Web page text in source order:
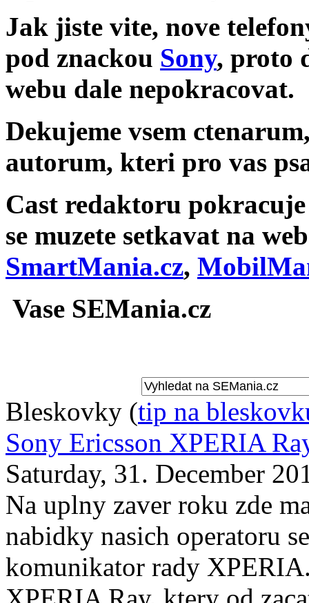
Jak jiste vite, nove
pod znackou Sony, proto
webu dale nepokracovat.
Dekujeme vsem
autorum, kteri pro vas
Cast redaktoru
se muzete setkavat na
SmartMania.cz,
Vase SEMania.cz
Bleskovky (tip na
Sony Ericsson XPERIA
Saturday, 31. December
Na uplny zaver roku zde
nabidky nasich operatoru
komunikator rady